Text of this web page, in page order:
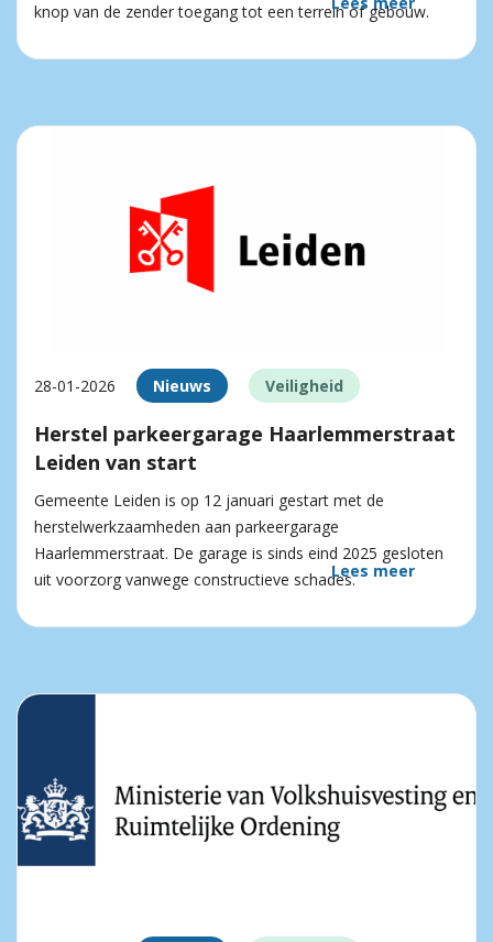
knop van de zender toegang tot een terrein of gebouw.
28-01-2026 Nieuws Veiligheid
Herstel parkeergarage Haarlemmerstraat
Leiden van start
Gemeente Leiden is op 12 januari gestart met de
herstelwerkzaamheden aan parkeergarage
Haarlemmerstraat. De garage is sinds eind 2025 gesloten
uit voorzorg vanwege constructieve schades.Lees meer